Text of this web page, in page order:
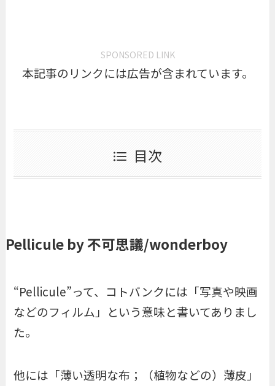
SPONSORED LINK
本記事のリンクには広告が含まれています。
目次
Pellicule by 不可思議/wonderboy
“Pellicule”って、コトバンクには「写真や映画
などのフィルム」という意味と書いてありまし
た。
他には「薄い透明な布；（植物などの）薄皮」